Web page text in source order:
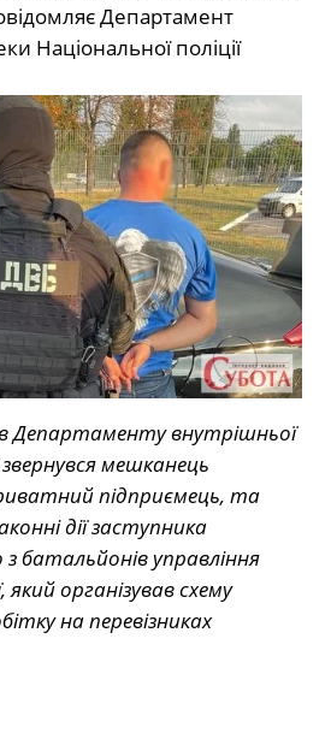
Департамент
Національної поліції
Департаменту внутрішньої
звернувся мешканець
підприємець, та
дії заступника
батальйонів управління
який організував схему
на перевізниках